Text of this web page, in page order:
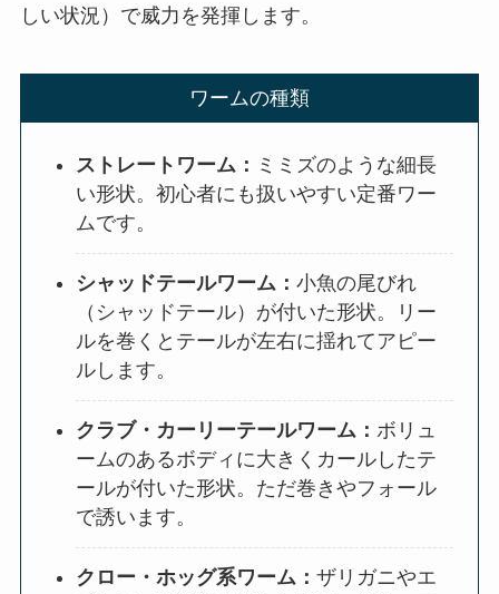
しい状況）で威力を発揮します。
ワームの種類
ストレートワーム： ミミズのような細長
い形状。初心者にも扱いやすい定番ワー
ムです。
シャッドテールワーム：小魚の尾びれ
（シャッドテール）が付いた形状。リー
ルを巻くとテールが左右に揺れてアピー
ルします。
クラブ・カーリーテールワーム： ボリュ
ームのあるボディに大きくカールしたテ
ールが付いた形状。ただ巻きやフォール
で誘います。
クロー・ホッグ系ワーム：ザリガニやエ